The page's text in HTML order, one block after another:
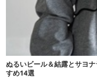
ぬるいビール＆結露とサヨ
すめ14選